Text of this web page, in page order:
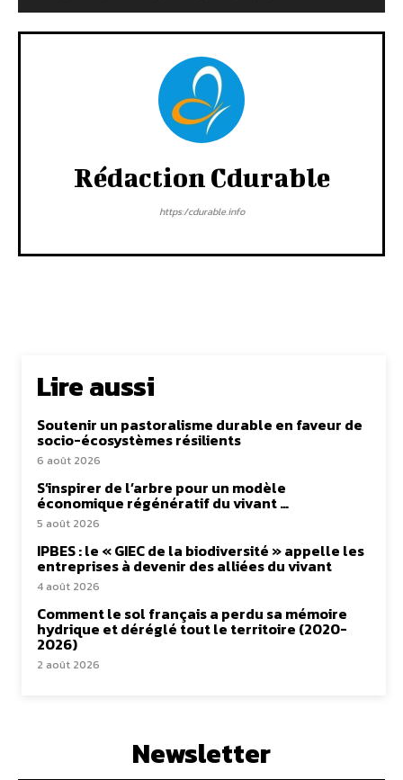
Rédaction Cdurable
https:/cdurable.info
Lire aussi
Soutenir un pastoralisme durable en faveur de
socio-écosystèmes résilients
6 août 2026
S’inspirer de l’arbre pour un modèle
économique régénératif du vivant …
5 août 2026
IPBES : le « GIEC de la biodiversité » appelle les
entreprises à devenir des alliées du vivant
4 août 2026
Comment le sol français a perdu sa mémoire
hydrique et déréglé tout le territoire (2020-
2026)
2 août 2026
Newsletter